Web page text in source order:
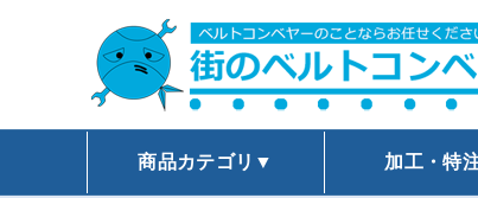
商品カテゴリ▼ 加工・特